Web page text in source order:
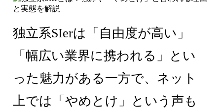
独立系SIerは「自由度が高い」
「幅広い業界に携われる」とい
った魅力がある一方で、ネット
上では「やめとけ」という声も